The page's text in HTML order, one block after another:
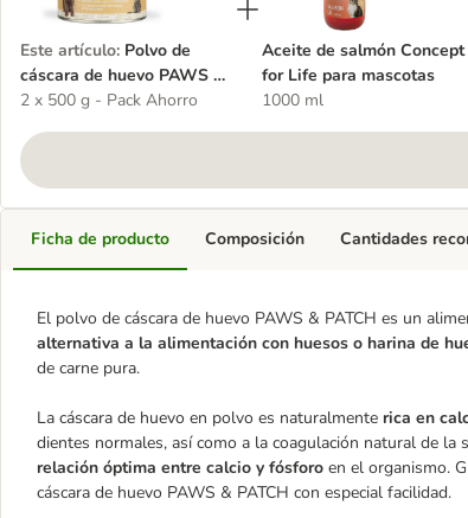
Este artículo: Polvo de
cáscara de huevo PAWS &
PATCH
2 x 500 g - Pack Ahorro
Aceite de salmón Concept
for Life para mascotas
1000 ml
Ficha de producto
El polvo de cáscara de huevo PAWS & PATCH es un
alternativa a la alimentación con huesos o harina de
de carne pura.
La cáscara de huevo en polvo es naturalmente rica en
dientes normales, así como a la coagulación natural de
relación óptima entre calcio y fósforo en el organismo.
cáscara de huevo PAWS & PATCH con especial facilidad.
Composición Cantidades